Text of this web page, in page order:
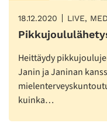
18.12.2020 LIVE,
Heittäydy
Janin ja Janinan
kuinka…